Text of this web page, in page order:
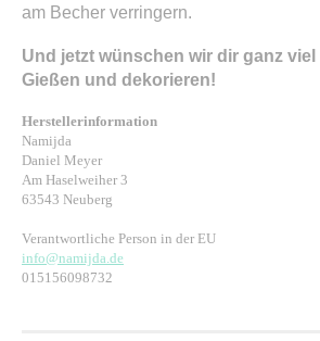
am Becher verringern.
Und jetzt wünschen wir dir ganz viel
Gießen und dekorieren!
Herstellerinformation
Namijda
Daniel Meyer
Am Haselweiher 3
63543 Neuberg
Verantwortliche Person in der EU
info@namijda.de
015156098732